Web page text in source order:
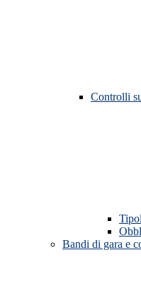
Controlli
Bandi di gara e